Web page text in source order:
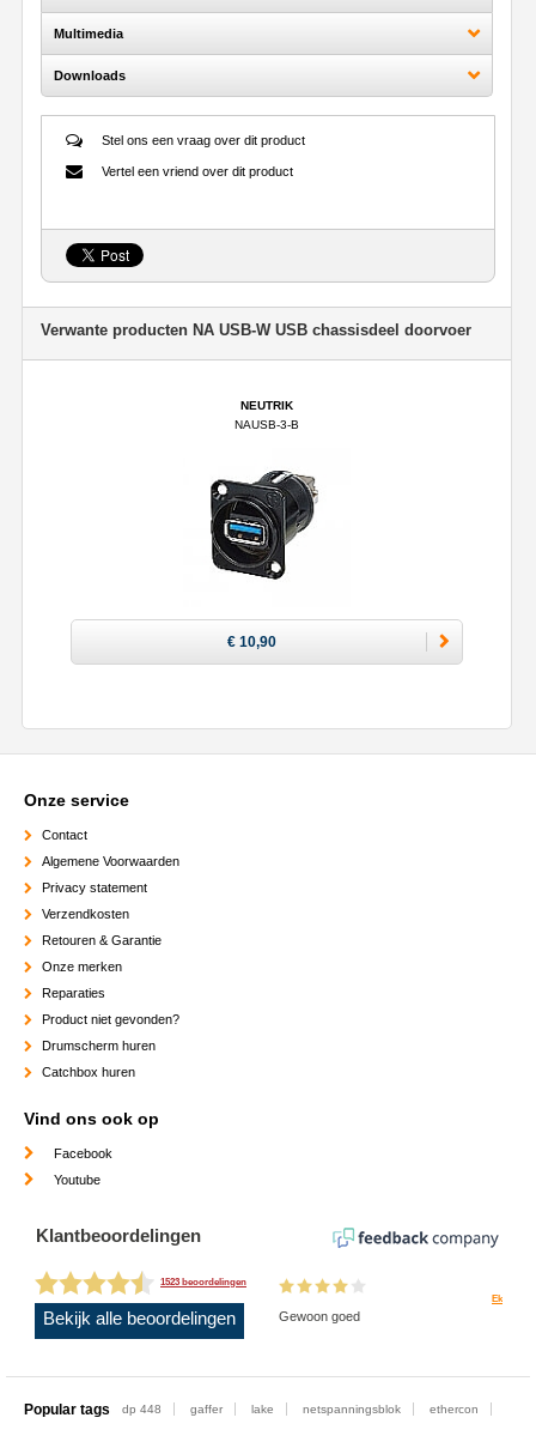
Multimedia
Downloads
Vertel een vriend over dit product
Stel ons een vraag over dit product
Verwante producten NA USB-W USB chassisdeel doorvoer
NEUTRIK
NAUSB-3-B
€ 10,90
Onze service
Contact
Algemene Voorwaarden
Privacy statement
Verzendkosten
Retouren & Garantie
Onze merken
Reparaties
Product niet gevonden?
Drumscherm huren
Catchbox huren
Vind ons ook op
Facebook
Youtube
Klantbeoordelingen
1523 beoordelingen
Bekijk alle beoordelingen
Ek
Gewoon goed
Popular tags dp 448 gaffer lake netspanningsblok ethercon